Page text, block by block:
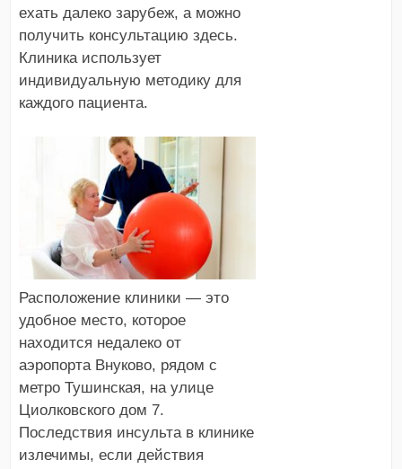
ехать далеко зарубеж, а можно
получить консультацию здесь.
Клиника использует
индивидуальную методику для
каждого пациента.
Расположение клиники — это
удобное место, которое
находится недалеко от
аэропорта Внуково, рядом с
метро Тушинская, на улице
Циолковского дом 7.
Последствия инсульта в клинике
излечимы, если действия